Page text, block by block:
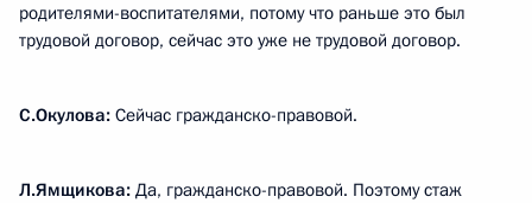
родителями-воспитателями, потому что раньше это был
трудовой договор, сейчас это уже не трудовой договор.
С.Окулова: Сейчас гражданско-правовой.
Л.Ямщикова: Да, гражданско-правовой. Поэтому стаж